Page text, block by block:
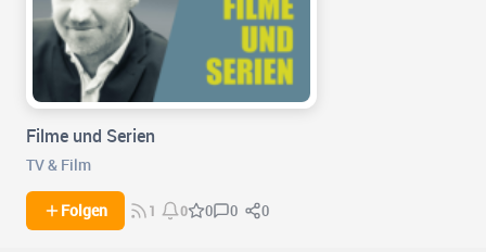
Filme und Serien
TV & Film
Folgen 1 0 0 0 0